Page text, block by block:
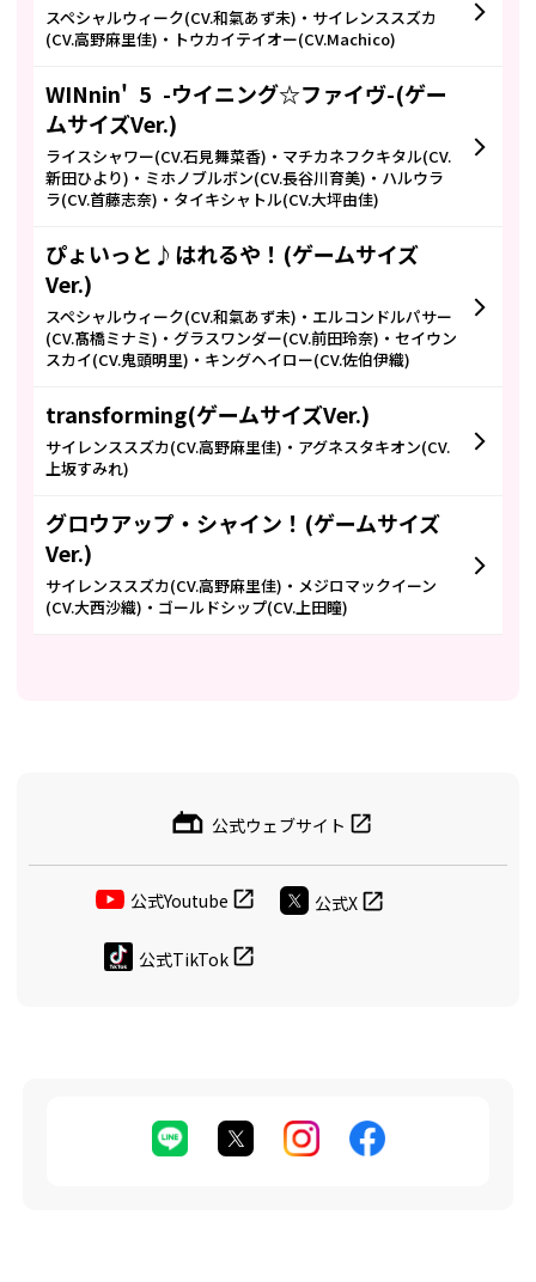
スペシャルウィーク(CV.和氣あず未)・サイレンススズカ
(CV.高野麻里佳)・トウカイテイオー(CV.Machico)
WINnin' 5 -ウイニング☆ファイヴ-(ゲー
ムサイズVer.)
ライスシャワー(CV.石見舞菜香)・マチカネフクキタル(CV.
新田ひより)・ミホノブルボン(CV.長谷川育美)・ハルウラ
ラ(CV.首藤志奈)・タイキシャトル(CV.大坪由佳)
ぴょいっと♪はれるや！(ゲームサイズ
Ver.)
スペシャルウィーク(CV.和氣あず未)・エルコンドルパサー
(CV.髙橋ミナミ)・グラスワンダー(CV.前田玲奈)・セイウン
スカイ(CV.鬼頭明里)・キングヘイロー(CV.佐伯伊織)
transforming(ゲームサイズVer.)
サイレンススズカ(CV.高野麻里佳)・アグネスタキオン(CV.
上坂すみれ)
グロウアップ・シャイン！(ゲームサイズ
Ver.)
サイレンススズカ(CV.高野麻里佳)・メジロマックイーン
(CV.大西沙織)・ゴールドシップ(CV.上田瞳)
公式ウェブサイト
公式Youtube 公式X
公式TikTok